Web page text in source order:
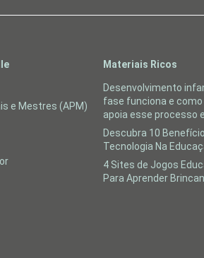
e Mestres (APM)
Materiais Ricos
Desenvolvimento
fase funciona e como
apoia esse processo
Descubra 10
Tecnologia Na
4 Sites de Jogos
Para Aprender